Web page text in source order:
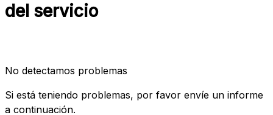
del servicio
No detectamos problemas
Si está teniendo problemas, por favor envíe un informe
a continuación.